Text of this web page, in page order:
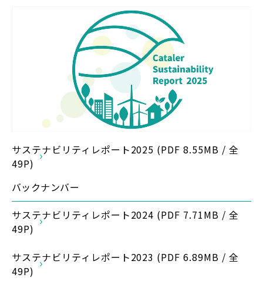
サステナビリティレポート2025 (PDF 8.55MB / 全
49P)
バックナンバー
サステナビリティレポート2024 (PDF 7.71MB / 全
49P)
サステナビリティレポート2023 (PDF 6.89MB / 全
49P)